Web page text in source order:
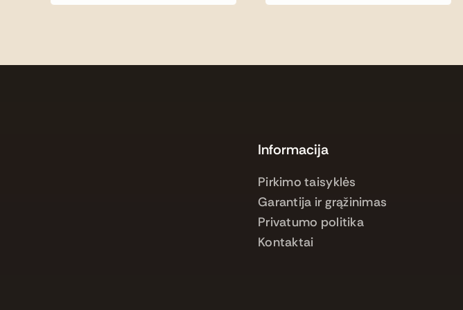
Informacija
Pirkimo taisyklės
Garantija ir grąžinimas
Privatumo politika
Kontaktai